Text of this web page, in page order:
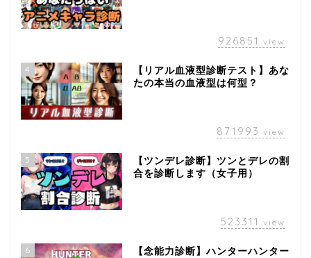
926851 view
4
【リアル血液型診断テスト】あな
たの本当の血液型は何型？
871993 view
5
【ツンデレ診断】ツンとデレの割
合を診断します（女子用）
523311 view
6
【念能力診断】ハンターハンター